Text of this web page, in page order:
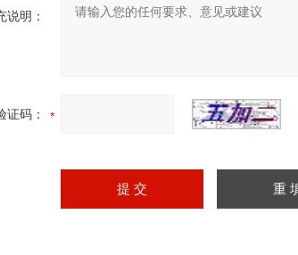
说明：
证码：